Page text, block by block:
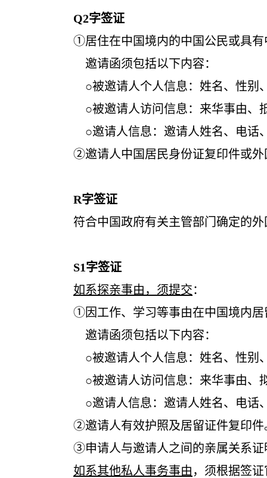
Q2字签证
①居住在中国境内的中国公民或具有中国
邀请函须包括以下内容：
○被邀请人个人信息：姓名、性别、
○被邀请人访问信息：来华事由、抵离日
○邀请人信息：邀请人姓名、电话、
②邀请人中国居民身份证复印件或外国
R字签证
符合中国政府有关主管部门确定的外国高
S1字签证
如系探亲事由，须提交：
①因工作、学习等事由在中国境内居留
邀请函须包括以下内容：
○被邀请人个人信息：姓名、性别、
○被邀请人访问信息：来华事由、拟抵达
○邀请人信息：邀请人姓名、电话、
②邀请人有效护照及居留证件复印件
③申请人与邀请人之间的亲属关系证明（
如系其他私人事务事由 ，须根据签